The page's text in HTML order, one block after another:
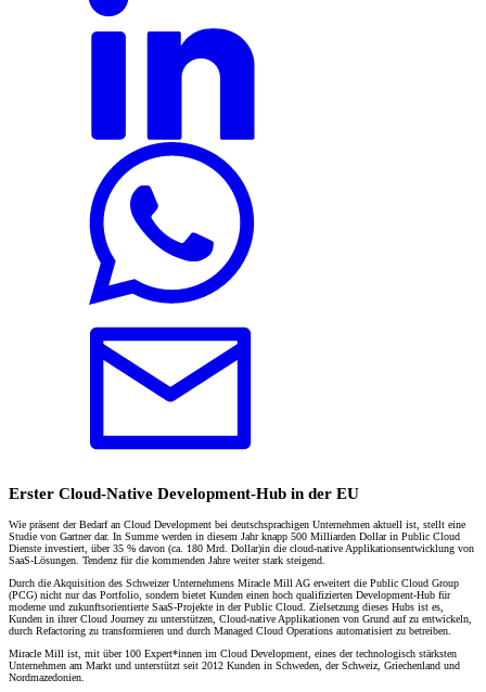
Erster Cloud-Native Development-Hub in der EU
Wie präsent der Bedarf an Cloud Development bei deutschsprachigen Unternehmen aktuell ist, stellt eine
Studie von Gartner dar. In Summe werden in diesem Jahr knapp 500 Milliarden Dollar in Public Cloud
Dienste investiert, über 35 % davon (ca. 180 Mrd. Dollar)in die cloud-native Applikationsentwicklung von
SaaS-Lösungen. Tendenz für die kommenden Jahre weiter stark steigend.
Durch die Akquisition des Schweizer Unternehmens Miracle Mill AG erweitert die Public Cloud Group
(PCG) nicht nur das Portfolio, sondern bietet Kunden einen hoch qualifizierten Development-Hub für
moderne und zukunftsorientierte SaaS-Projekte in der Public Cloud. Zielsetzung dieses Hubs ist es,
Kunden in ihrer Cloud Journey zu unterstützen, Cloud-native Applikationen von Grund auf zu entwickeln,
durch Refactoring zu transformieren und durch Managed Cloud Operations automatisiert zu betreiben.
Miracle Mill ist, mit über 100 Expert*innen im Cloud Development, eines der technologisch stärksten
Unternehmen am Markt und unterstützt seit 2012 Kunden in Schweden, der Schweiz, Griechenland und
Nordmazedonien.